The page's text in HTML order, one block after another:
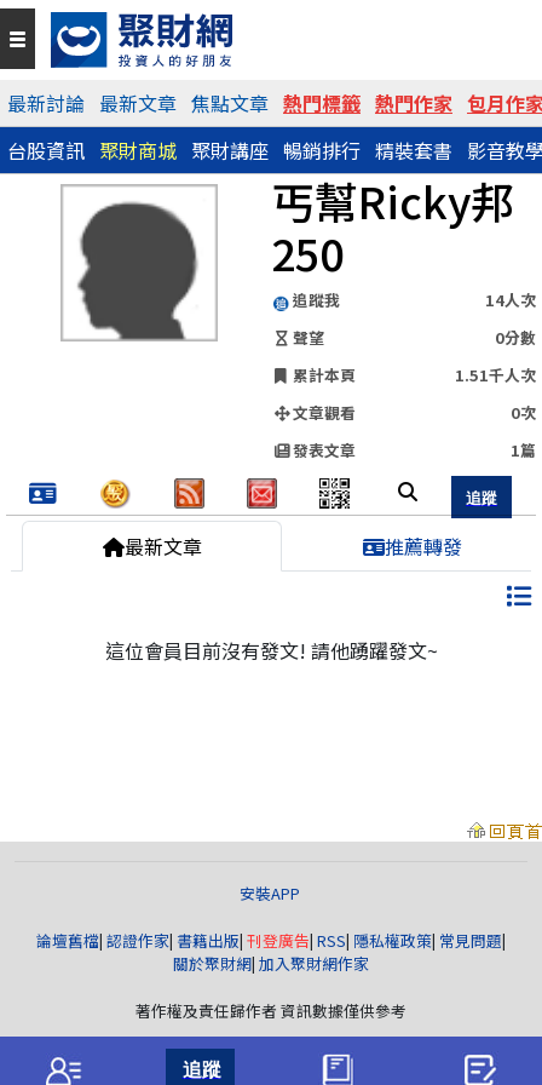
最新討論 最新文章 焦點文章 熱門標籤 熱門作家 包月作
台股資訊 聚財商城 聚財講座 暢銷排行 精裝套書 影音教
丐幫Ricky邦
250
追蹤我
14人次
聲望
0分數
累計本頁
1.51千人次
文章觀看
0次
發表文章
1篇
QR Code
https://www.wearn.com/blog.asp?id=143387
分享網址
最新文章 推薦轉發
這位會員目前沒有發文! 請他踴躍發文~
安裝APP
論壇舊檔| 認證作家| 書籍出版| 刊登廣告| RSS| 隱私權政策| 常見問題|
關於聚財網| 加入聚財網作家
著作權及責任歸作者 資訊數據僅供參考
版權所有© wearn.com All Rights Reserved.